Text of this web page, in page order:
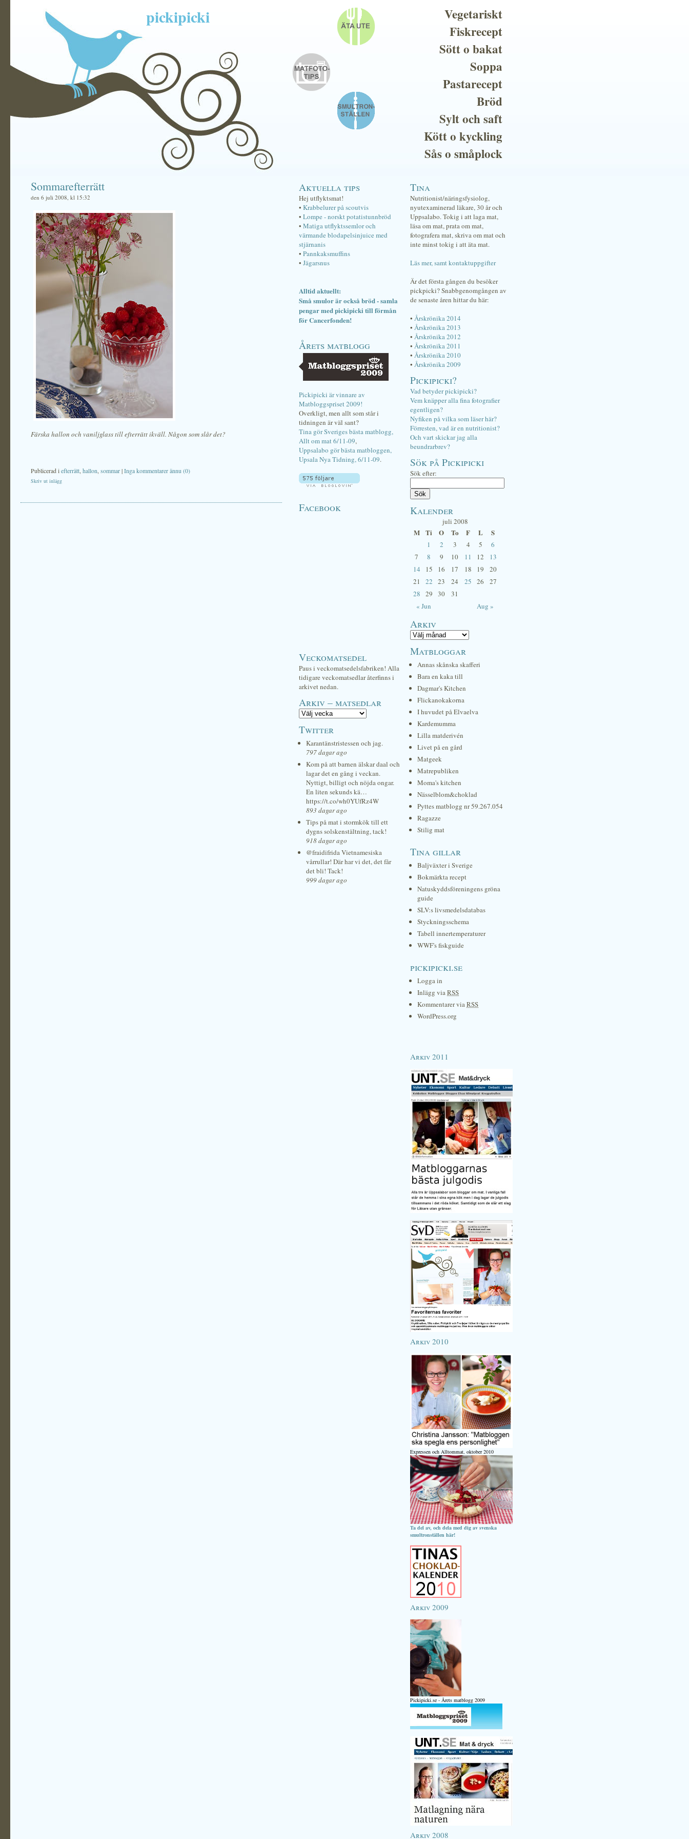
pickipicki
Vegetariskt
Fiskrecept
Sött o bakat
Soppa
Pastarecept
Bröd
Sylt och saft
Kött o kyckling
Sås o småplock
Sommarefterrätt
den 6 juli 2008, kl 15:32
Färska hallon och vaniljglass till efterrätt ikväll. Någon som slår det?
Publicerad iefterrätt hallon sommar|Inga kommentarer ännu (0)
Skriv ut inlägg
Aktuella tips
Hej utflyktsmat!
• Krabbelurer på scoutvis
• Lompe - norskt potatistunnbröd
• Matiga utflyktssemlor och
värmande blodapelsinjuice med
stjärnanis
• Pannkaksmuffins
• Jägarsnus
Alltid aktuellt:
Små smulor är också bröd - samla
pengar med pickipicki till förmån
för Cancerfonden!
Årets matblogg
Pickipicki är vinnare av
Matbloggspriset 2009!
Overkligt, men allt som står i
tidningen är väl sant?
Tina gör Sveriges bästa matblogg,
Allt om mat 6/11-09,
Uppsalabo gör bästa matbloggen,
Upsala Nya Tidning, 6/11-09.
Facebook
Veckomatsedel
Paus i veckomatsedelsfabriken! Alla
tidigare veckomatsedlar återfinns i
arkivet nedan.
Arkiv – matsedlar
Twitter
Karantänstristessen och jag.
797 dagar ago
Kom på att barnen älskar daal och
lagar det en gång i veckan.
Nyttigt, billigt och nöjda ongar.
En liten sekunds kä…
https://t.co/wh0YUfRz4W
893 dagar ago
Tips på mat i stormkök till ett
dygns solskenstältning, tack!
918 dagar ago
@fraidifrida Vietnamesiska
vårrullar! Där har vi det, det får
det bli! Tack!
999 dagar ago
Tina
Nutritionist/näringsfysiolog,
nyutexaminerad läkare, 30 år och
Uppsalabo. Tokig i att laga mat,
läsa om mat, prata om mat,
fotografera mat, skriva om mat och
inte minst tokig i att äta mat.
Läs mer, samt kontaktuppgifter
Är det första gången du besöker
pickpicki? Snabbgenomgången av
de senaste åren hittar du här:
• Årskrönika 2014
• Årskrönika 2013
• Årskrönika 2012
• Årskrönika 2011
• Årskrönika 2010
• Årskrönika 2009
Pickipicki?
Vad betyder pickipicki?
Vem knäpper alla fina fotografier
egentligen?
Nyfiken på vilka som läser här?
Förresten, vad är en nutritionist?
Och vart skickar jag alla
beundrarbrev?
Sök på Pickipicki
Sök efter:
Kalender
juli 2008
M Ti O To F L S
« Jun Aug »
1 2 3 4 5
6
7
8 9 10 11 12
13
14
15 16 17 18 19
20
21
22 23 24 25 26
27
28
29 30 31
Arkiv
Matbloggar
Annas skånska skafferi
Bara en kaka till
Dagmar's Kitchen
Flickanokakorna
I huvudet på Elvaelva
Kardemumma
Lilla matderivén
Livet på en gård
Matgeek
Matrepubliken
Moma's kitchen
Nässelblom&choklad
Pyttes matblogg nr 59.267.054
Ragazze
Stilig mat
Tina gillar
Baljväxter i Sverige
Bokmärkta recept
Natuskyddsföreningens gröna
guide
SLV:s livsmedelsdatabas
Styckningsschema
Tabell innertemperaturer
WWF's fiskguide
pickipicki.se
Logga in
Inlägg viaRSS
Kommentarer viaRSS
WordPress.org
Arkiv 2011
Arkiv 2010
Expressen och Alltommat, oktober 2010
Ta del av, och dela med dig av svenska
smultronställen här!
Arkiv 2009
Pickipicki.se - Årets matblogg 2009
Arkiv 2008